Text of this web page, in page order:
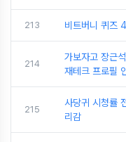
213 비트버니 퀴즈
214
가보자고 장근
재테크 프로필
215
사당귀 시청률
리감